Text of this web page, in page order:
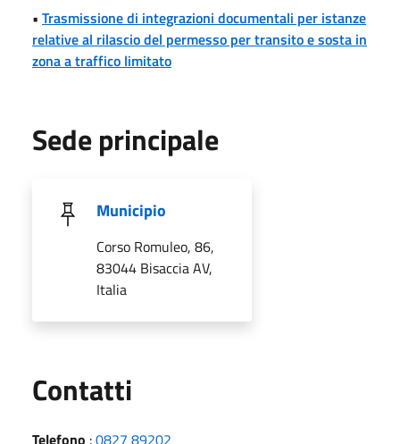
• Trasmissione di integrazioni documentali per istanze
relative al rilascio del permesso per transito e sosta in
zona a traffico limitato
Sede principale
Municipio
Corso Romuleo, 86,
83044 Bisaccia AV,
Italia
Contatti
Telefono :0827 89202